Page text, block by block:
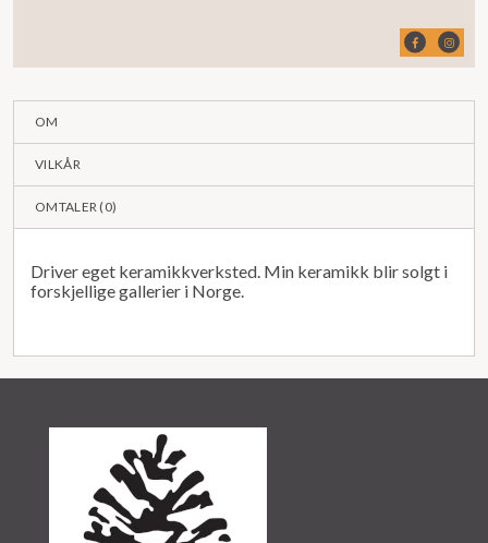
OM
VILKÅR
OMTALER (0)
Driver eget keramikkverksted. Min keramikk blir solgt i
forskjellige gallerier i Norge.